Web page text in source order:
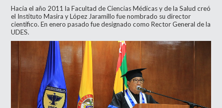
Hacia el año 2011 la Facultad de Ciencias Médicas y de la Salud creó
el Instituto Masira y López Jaramillo fue nombrado su director
científico. En enero pasado fue designado como Rector General de la
UDES.